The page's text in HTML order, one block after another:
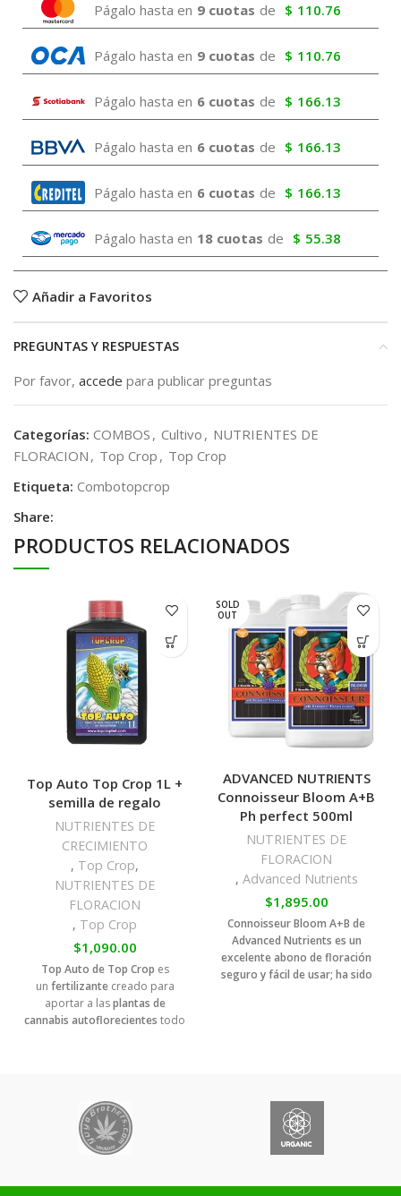
Págalo hasta en 9 cuotas de $ 110.76
Págalo hasta en 9 cuotas de $ 110.76
Págalo hasta en 6 cuotas de $ 166.13
Págalo hasta en 6 cuotas de $ 166.13
Págalo hasta en 6 cuotas de $ 166.13
Págalo hasta en 18 cuotas de $ 55.38
Añadir a Favoritos
PREGUNTAS Y RESPUESTAS
Por favor, accede para publicar preguntas
Categorías: COMBOS , Cultivo , NUTRIENTES DE
FLORACION , Top Crop , Top Crop
Etiqueta: Combotopcrop
Share:
PRODUCTOS RELACIONADOS
Top Auto Top Crop 1L +
semilla de regalo
NUTRIENTES DE
CRECIMIENTO
, Top Crop,
NUTRIENTES DE
FLORACION
, Top Crop
$1,090.00
Top Auto de Top Crop es
un fertilizantecreado para
aportar a lasplantas de
cannabis autoflorecientes todo
SOLD
OUT
ADVANCED NUTRIENTS
Connoisseur Bloom A+B
Ph perfect 500ml
NUTRIENTES DE
FLORACION
, Advanced Nutrients
$1,895.00
Connoisseur Bloom A+B de
Advanced Nutrients es un
excelente abono de floración
seguro y fácil de usar; ha sido
cultivos de interior.